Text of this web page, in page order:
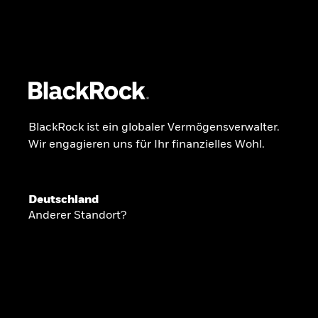
INSIDE THE MARKET
BlackRock ist ein globaler Vermögensverwalter.
Wir engagieren uns für Ihr finanzielles Wohl.
Deutschland
Anderer Standort?